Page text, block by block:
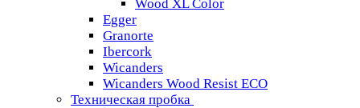
Wood XL Color
Egger
Granorte
Ibercork
Wicanders
Wicanders Wood Resist ECO
Техническая пробка